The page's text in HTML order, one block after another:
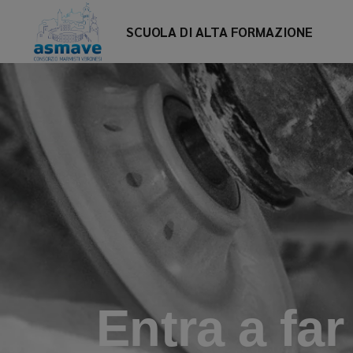
SCUOLA DI ALTA FORMAZIONE
Entra a